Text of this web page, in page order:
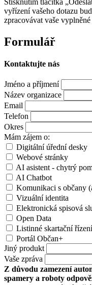
Stisknutím tlačítka
vyřízení vašeho dotazu
zpracovávat vaše
Formulář
Kontaktujte nás
Jméno a příjmení
Název organizace
Email
Telefon
Okres
Mám zájem o:
Digitální úřední desky
Webové stránky
AI asistent - chytrý
AI Chatbot
Komunikaci s občany
Vizuální identita
Elektronická spisová
Open Data
Listinné skartační řízení
Portál Občan+
Jiný produkt
Vaše zpráva
Z důvodu zamezení
spamery a roboty